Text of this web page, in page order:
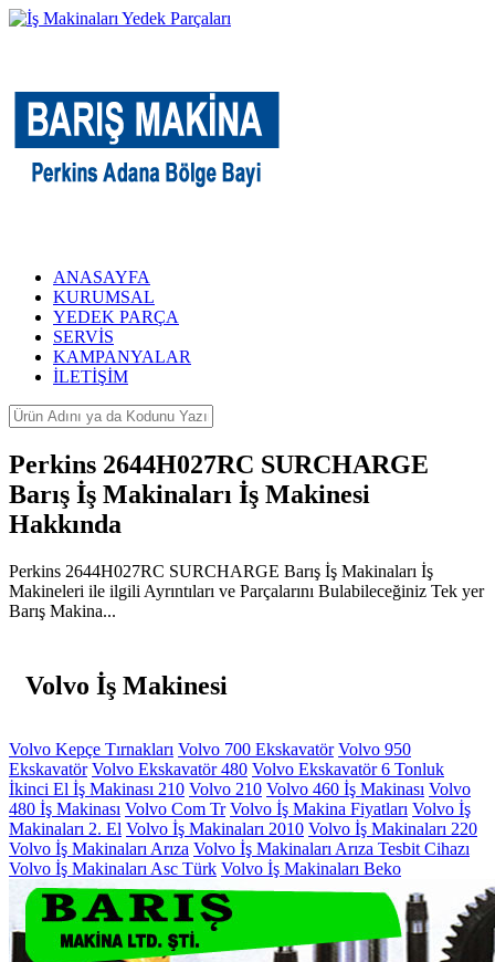
ANASAYFA
KURUMSAL
YEDEK PARÇA
SERVİS
KAMPANYALAR
İLETİŞİM
Perkins 2644H027RC SURCHARGE
Barış İş Makinaları İş Makinesi
Hakkında
Perkins 2644H027RC SURCHARGE Barış İş Makinaları İş
Makineleri ile ilgili Ayrıntıları ve Parçalarını Bulabileceğiniz Tek yer
Barış Makina...
Volvo İş Makinesi
Volvo Kepçe Tırnakları Volvo 700 Ekskavatör Volvo 950
Ekskavatör Volvo Ekskavatör 480 Volvo Ekskavatör 6 Tonluk
İkinci El İş Makinası 210 Volvo 210 Volvo 460 İş Makinası Volvo
480 İş Makinası Volvo Com Tr Volvo İş Makina Fiyatları Volvo İş
Makinaları 2. El Volvo İş Makinaları 2010 Volvo İş Makinaları 220
Volvo İş Makinaları Arıza Volvo İş Makinaları Arıza Tesbit Cihazı
Volvo İş Makinaları Asc Türk Volvo İş Makinaları Beko